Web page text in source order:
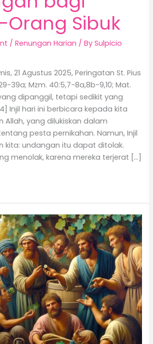
Sibuk
/Renungan Harian / BySulpicio
21 Agustus 2025, Peringatan St. Pius
39a; Mzm. 40:5,7-8a,8b-9,10; Mat.
yang dipanggil, tetapi sedikit yang
Injil hari ini berbicara kepada kita
Allah, yang dilukiskan dalam
pesta pernikahan. Namun, Injil
kita: undangan itu dapat ditolak.
menolak, karena mereka terjerat […]